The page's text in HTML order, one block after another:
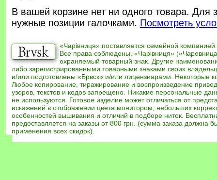
В вашей корзине нет ни одного товара. Для
нужные позиции галочками. Посмотреть
«Чарівниця» поставляется семейной компанией
Все права соблюдены. «Чарівниця»
охраняемый товарный знак. Другие
либо зарегистрированными товарными знаками своих
и/или подготовлены «Брвск» и/или лицензиарами. Некоторые
Любое копирование, тиражирование и воспроизведение
узоров, текстов и кодов запрещено. Никакие персональные
не используются. Готовое изделие может отличаться от
искажений в отображении цвета монитором, небольших
особенностей вышивания и отличий в подборе ниток.
предоставляется на заказы от 800 грн. (сумма заказа должна
применения всех скидок).